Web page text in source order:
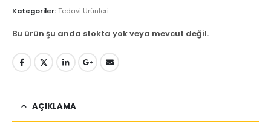
Kategoriler:Tedavi Ürünleri
Bu ürün şu anda stokta yok veya mevcut değil.
AÇIKLAMA